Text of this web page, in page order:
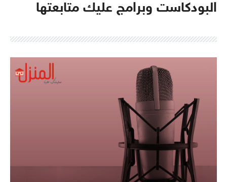
البودكاست وبرامج عليك متابعتها